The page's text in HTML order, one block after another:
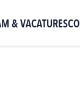
& VACATURES